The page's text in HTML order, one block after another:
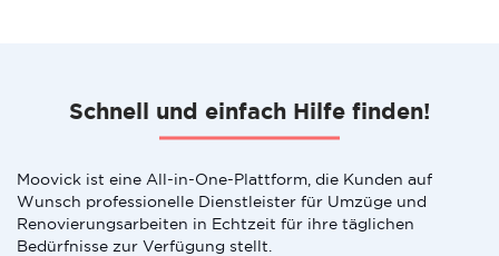
Schnell und einfach Hilfe finden!
Moovick ist eine All-in-One-Plattform, die Kunden auf
Wunsch professionelle Dienstleister für Umzüge und
Renovierungsarbeiten in Echtzeit für ihre täglichen
Bedürfnisse zur Verfügung stellt.